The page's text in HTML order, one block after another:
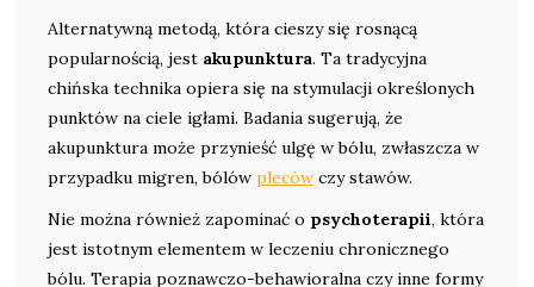
Alternatywną metodą, która cieszy się rosnącą
popularnością, jest akupunktura. Ta tradycyjna
chińska technika opiera się na stymulacji określonych
punktów na ciele igłami. Badania sugerują, że
akupunktura może przynieść ulgę w bólu, zwłaszcza w
przypadku migren, bólów pleców czy stawów.
Nie można również zapominać o psychoterapii, która
jest istotnym elementem w leczeniu chronicznego
bólu. Terapia poznawczo-behawioralna czy inne formy